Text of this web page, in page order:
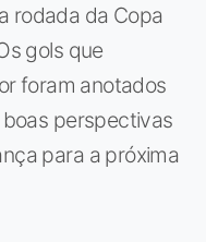
rodada da Copa
gols que
foram anotados
perspectivas
para a próxima